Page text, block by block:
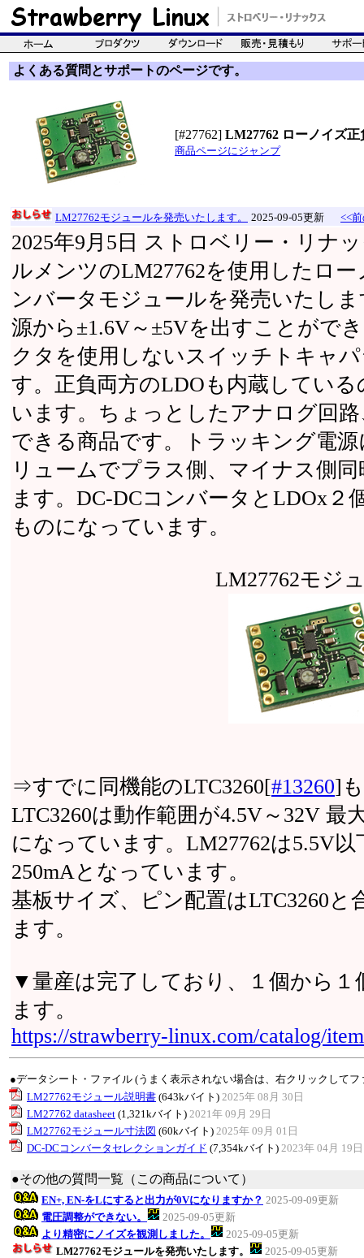
よくある質問とサポートのページです。
[#27762] LM27762 ローノイズ
商品ページにジャンプ
LM27762モジュールを発売いたします。 2025-09-05更新 <<
2025年9月5日 ストロベリー・リナ
ルメンツのLM27762を使用したロ
ンバータモジュールを発売いたし
源から±1.6V～±5Vを出すことがで
クタを使用しないスイッチトキャ
す。正負両方のLDOも内蔵してい
います。ちょっとしたアナログ回
できる商品です。トラッキング電
リュームでプラス側、マイナス側
ます。DC-DCコンバータとLDOx２
ものになっています。
LM27762モジ
⇒すでに同機能のLTC3260[#13260]
LTC3260は動作範囲が4.5V～32V 最
になっています。LM27762は5.5V
250mAとなっています。
基板サイズ、ピン配置はLTC3260
ます。
▼量産は完了しており、１個から１
ます。
https://strawberry-linux.com/catalog/
●データシート・ファイル (うまく表示されない場合は、右クリックして
LM27762モジュール説明書 (643kバイト) 2025年 08月 30日
LM27762 datasheet (1,321kバイト) 2021年 09月 29日
LM27762モジュール寸法図 (60kバイト) 2025年 09月 01日
DC-DCコンバータセレクションガイド (7,354kバイト) 2023年 04月 19日
●その他の質問一覧（この商品について）
EN+, EN-をLにすると出力が0Vになりますか？ 2025-09-09更新
電圧調整ができない。
2025-09-05更新
より精密にノイズを観測しました。
2025-09-05更新
LM27762モジュールを発売いたします。
2025-09-05更新